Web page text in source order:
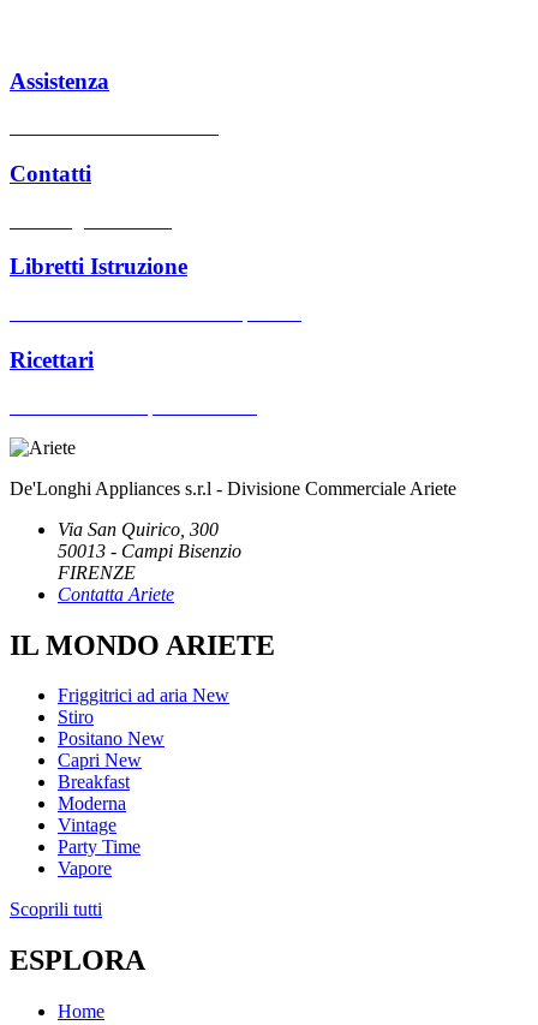
Assistenza
Contatti
Libretti Istruzione
Ricettari
De'Longhi Appliances s.r.l - Divisione Commerciale Ariete
Via San Quirico, 300
50013 - Campi Bisenzio
FIRENZE
Contatta Ariete
IL MONDO ARIETE
Friggitrici ad aria New
Stiro
Positano New
Capri New
Breakfast
Moderna
Vintage
Party Time
Vapore
Scoprili tutti
ESPLORA
Home